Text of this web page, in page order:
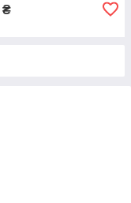
₴